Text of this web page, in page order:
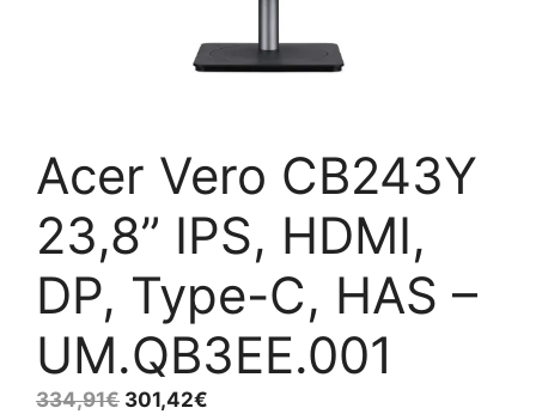
Acer Vero CB243Y
23,8” IPS, HDMI,
DP, Type-C, HAS –
UM.QB3EE.001
334,91€ 301,42€